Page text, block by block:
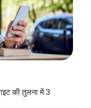
की तुलना में 3